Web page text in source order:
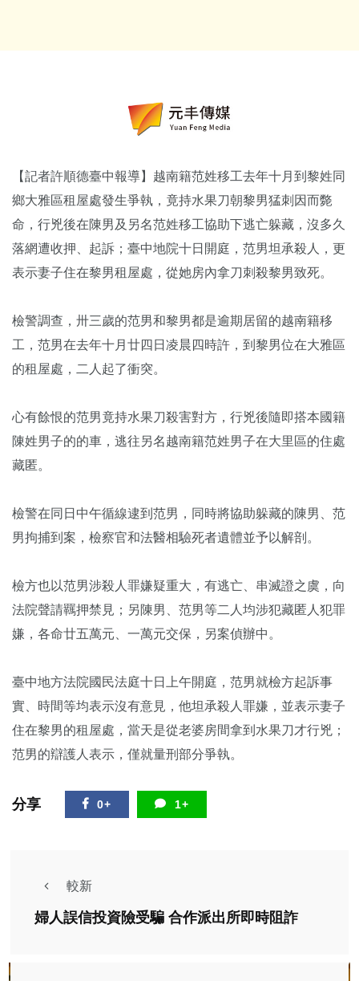
【記者許順德臺中報導】越南籍范姓移工去年十月到黎姓同
鄉大雅區租屋處發生爭執，竟持水果刀朝黎男猛刺因而斃
命，行兇後在陳男及另名范姓移工協助下逃亡躲藏，沒多久
落網遭收押、起訴；臺中地院十日開庭，范男坦承殺人，更
表示妻子住在黎男租屋處，從她房內拿刀刺殺黎男致死。
檢警調查，卅三歲的范男和黎男都是逾期居留的越南籍移
工，范男在去年十月廿四日凌晨四時許，到黎男位在大雅區
的租屋處，二人起了衝突。
心有餘恨的范男竟持水果刀殺害對方，行兇後隨即搭本國籍
陳姓男子的的車，逃往另名越南籍范姓男子在大里區的住處
藏匿。
檢警在同日中午循線逮到范男，同時將協助躲藏的陳男、范
男拘捕到案，檢察官和法醫相驗死者遺體並予以解剖。
檢方也以范男涉殺人罪嫌疑重大，有逃亡、串滅證之虞，向
法院聲請羈押禁見；另陳男、范男等二人均涉犯藏匿人犯罪
嫌，各命廿五萬元、一萬元交保，另案偵辦中。
臺中地方法院國民法庭十日上午開庭，范男就檢方起訴事
實、時間等均表示沒有意見，他坦承殺人罪嫌，並表示妻子
住在黎男的租屋處，當天是從老婆房間拿到水果刀才行兇；
范男的辯護人表示，僅就量刑部分爭執。
分享 0+ 1+
較新
婦人誤信投資險受騙 合作派出所即時阻詐